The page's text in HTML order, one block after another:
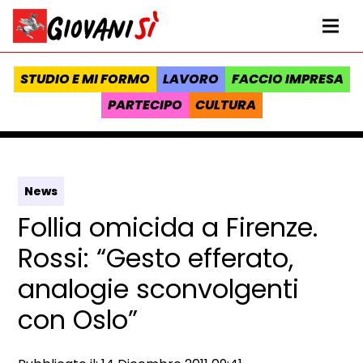
Vai al contenuto
Homepage Giovanisì - Progetto della Regione Toscana
STUDIO E MI FORMO LAVORO
FACCIO IMPRESA
PARTECIPO
CULTURA
News
Follia omicida a Firenze.
Rossi: “Gesto efferato,
analogie sconvolgenti
con Oslo”